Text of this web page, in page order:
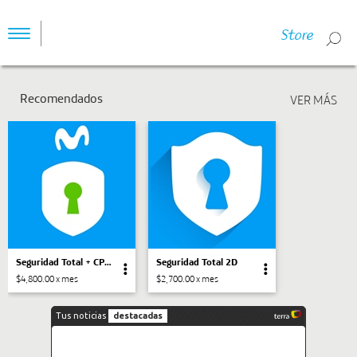
Toggle
Store
Recomendados
Seguridad Total + CPM (Conexión Privada Móvil)
$4,800.00 x mes
Seguridad Total 2D
$2,700.00 x mes